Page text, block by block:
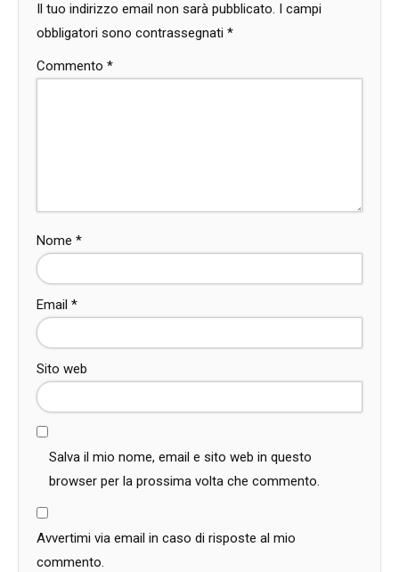
Il tuo indirizzo email non sarà pubblicato. I campi
obbligatori sono contrassegnati *
Commento *
Nome *
Email *
Sito web
Salva il mio nome, email e sito web in questo
browser per la prossima volta che commento.
Avvertimi via email in caso di risposte al mio
commento.